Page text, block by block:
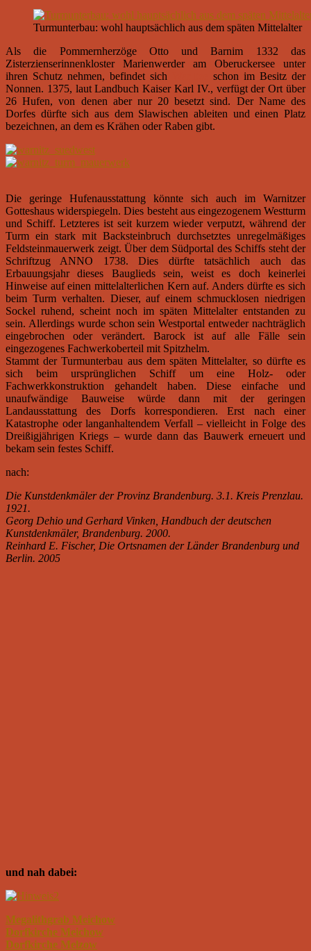
Turmunterbau: wohl hauptsächlich aus dem späten Mittelalter
Als die Pommernherzöge Otto und Barnim 1332 das
Zisterzienserinnenkloster Marienwerder am Oberuckersee unter
ihren Schutz nehmen, befindet sich
schon im Besitz der
Nonnen. 1375, laut Landbuch Kaiser Karl IV., verfügt der Ort über
26 Hufen, von denen aber nur 20 besetzt sind. Der Name des
Dorfes dürfte sich aus dem Slawischen ableiten und einen Platz
bezeichnen, an dem es Krähen oder Raben gibt.
Die geringe Hufenausstattung könnte sich auch im Warnitzer
Gotteshaus widerspiegeln. Dies besteht aus eingezogenem Westturm
und Schiff. Letzteres ist seit kurzem wieder verputzt, während der
Turm ein stark mit Backsteinbruch durchsetztes unregelmäßiges
Feldsteinmauerwerk zeigt. Über dem Südportal des Schiffs steht der
Schriftzug ANNO 1738. Dies dürfte tatsächlich auch das
Erbauungsjahr dieses Bauglieds sein, weist es doch keinerlei
Hinweise auf einen mittelalterlichen Kern auf. Anders dürfte es sich
beim Turm verhalten. Dieser, auf einem schmucklosen niedrigen
Sockel ruhend, scheint noch im späten Mittelalter entstanden zu
sein. Allerdings wurde schon sein Westportal entweder nachträglich
eingebrochen oder verändert. Barock ist auf alle Fälle sein
eingezogenes Fachwerkoberteil mit Spitzhelm.
Stammt der Turmunterbau aus dem späten Mittelalter, so dürfte es
sich beim ursprünglichen Schiff um eine Holz- oder
Fachwerkkonstruktion gehandelt haben. Diese einfache und
unaufwändige Bauweise würde dann mit der geringen
Landausstattung des Dorfs korrespondieren. Erst nach einer
Katastrophe oder langanhaltendem Verfall – vielleicht in Folge des
Dreißigjährigen Kriegs – wurde dann das Bauwerk erneuert und
bekam sein festes Schiff.
nach:
Die Kunstdenkmäler der Provinz Brandenburg. 3.1. Kreis Prenzlau.
1921.
Georg Dehio und Gerhard Vinken, Handbuch der deutschen
Kunstdenkmäler, Brandenburg. 2000.
Reinhard E. Fischer, Die Ortsnamen der Länder Brandenburg und
Berlin. 2005
und nah dabei:
Megalithgrab Meichow
Dorfkirche Meichow
Dorfkirche Melzow